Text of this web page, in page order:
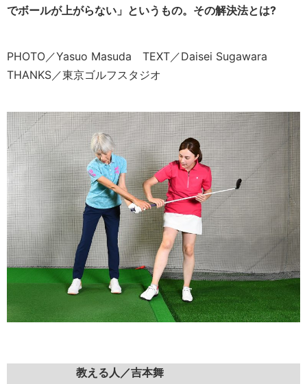
でボールが上がらない」というもの。その解決法とは?
PHOTO／Yasuo Masuda TEXT／Daisei Sugawara
THANKS／東京ゴルフスタジオ
教える人／吉本舞